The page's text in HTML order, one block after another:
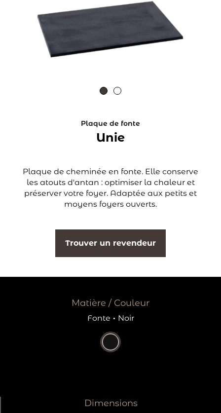
Plaque de fonte
Unie
Plaque de cheminée en fonte. Elle conserve
les atouts d'antan : optimiser la chaleur et
préserver votre foyer. Adaptée aux petits et
moyens foyers ouverts.
Trouver un revendeur
Matière / Couleur
Fonte · Noir
Dimensions